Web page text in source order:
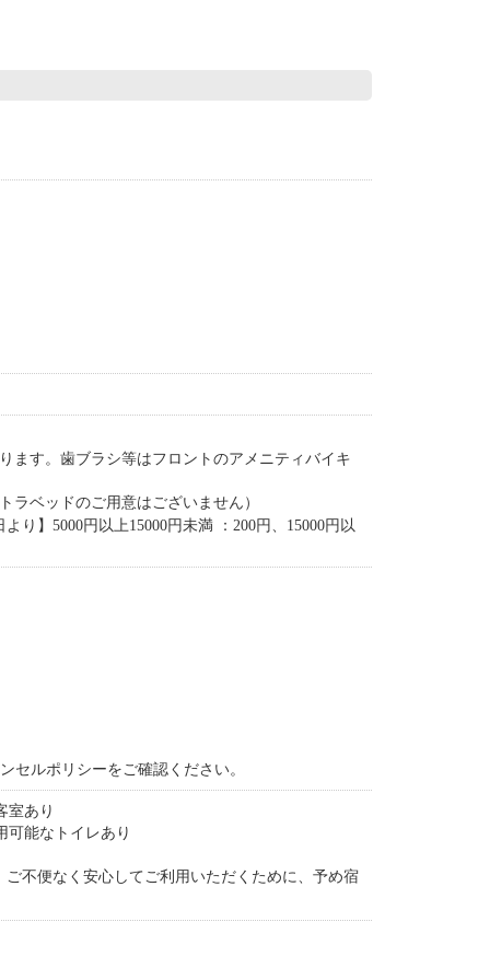
ます。歯ブラシ等はフロントのアメニティバイキ
ラベッドのご用意はございません）
り】5000円以上15000円未満 ：200円、15000円以
セルポリシーをご確認ください。
室あり
可能なトイレあり
不便なく安心してご利用いただくために、予め宿